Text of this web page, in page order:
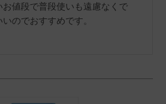
値段で普段使いも遠慮なくで
のでおすすめです。